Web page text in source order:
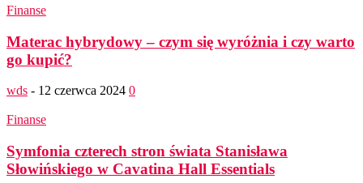
Finanse
Materac hybrydowy – czym się wyróżnia i czy warto
go kupić?
wds - 12 czerwca 2024 0
Finanse
Symfonia czterech stron świata Stanisława
Słowińskiego w Cavatina Hall Essentials